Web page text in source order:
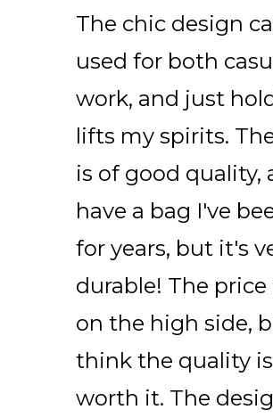
The chic design
used for both
work, and just
lifts my spirits.
is of good quality,
have a bag I've
for years, but it's
durable! The
on the high side,
think the quality
worth it. The